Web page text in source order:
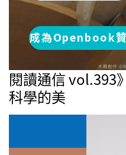
成為Openbook
閱讀通信 vol.393
科學的美